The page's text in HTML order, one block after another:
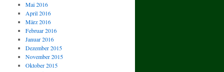
Mai 2016
April 2016
März 2016
Februar 2016
Januar 2016
Dezember 2015
November 2015
Oktober 2015